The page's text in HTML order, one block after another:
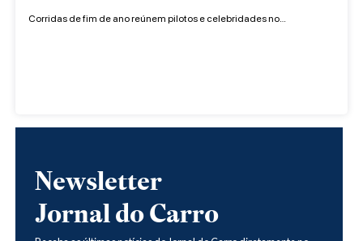
Corridas de fim de ano reúnem pilotos e celebridades no…
Newsletter
Jornal do Carro